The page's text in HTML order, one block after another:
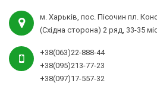
м. Харьків, пос. Пісочин пл.
(Східна сторона) 2 ряд, 33-35
+38(063)22-888-44
+38(095)213-77-23
+38(097)17-557-32